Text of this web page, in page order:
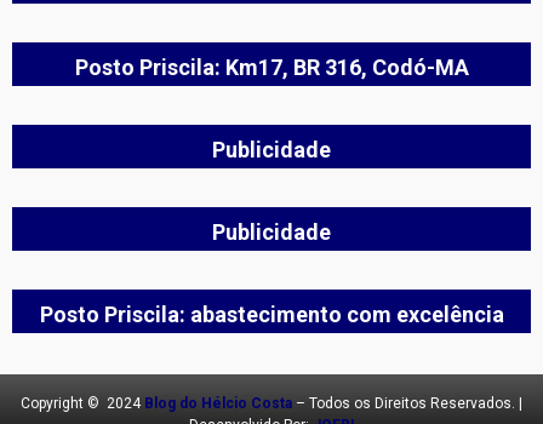
Posto Priscila: Km17, BR 316, Codó-MA
Publicidade
Publicidade
Posto Priscila: abastecimento com excelência
Copyright © 2024 Blog do Hélcio Costa – Todos os Direitos Reservados. |